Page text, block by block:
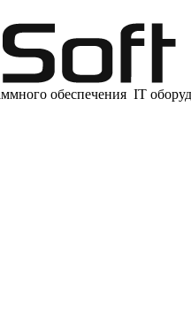
обеспечения IT